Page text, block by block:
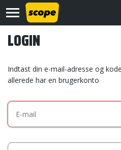
Kontakt
LOGIN
Indtast din e-mail-adresse og
allerede har en brugerkonto